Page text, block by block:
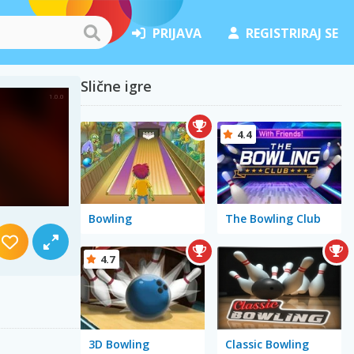
PRIJAVA REGISTRIRAJ SE
Slične igre
Bowling The Bowling Club
4.4
3D Bowling
4.7
Classic Bowling